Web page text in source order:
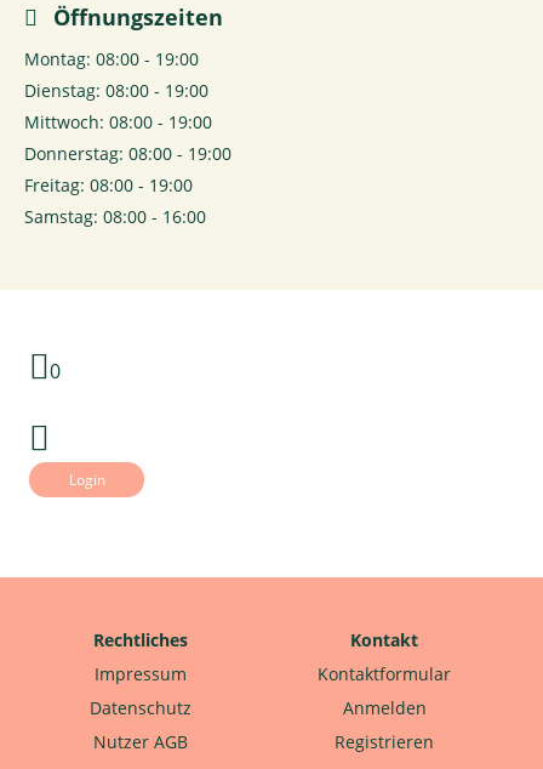
Öffnungszeiten
Montag: 08:00 - 19:00
Dienstag: 08:00 - 19:00
Mittwoch: 08:00 - 19:00
Donnerstag: 08:00 - 19:00
Freitag: 08:00 - 19:00
Samstag: 08:00 - 16:00
0
Login
Rechtliches
Impressum
Datenschutz
Nutzer AGB
Kontakt
Kontaktformular
Anmelden
Registrieren